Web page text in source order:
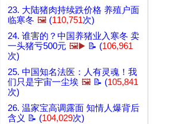
23. 大陆猪肉持续跌价格 养殖户面
临寒冬 🖼️ (110,751次)
24. 谁害的？中国养猪业入寒冬 卖
一头猪亏500元 🖼️▶️ 📝 (106,961
次)
25. 中国知名法医：人有灵魂！我
们只是宇宙一尘埃 🖼️ 📝 (105,841
次)
26. 温家宝高调露面 知情人爆背后
含义 📝 (104,029次)